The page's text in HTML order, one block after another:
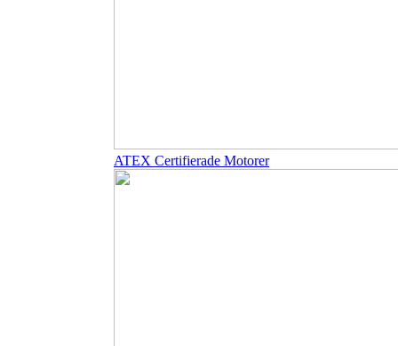
ATEX Certifierade Motorer